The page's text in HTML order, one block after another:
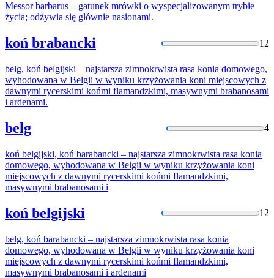
Messorbarbarus – gatunek mrówki o wyspecjalizowanym trybie
życia; odżywia się głównie nasionami.
koń brabancki 12
belg, koń belgijski – najstarsza zimnokrwista rasa konia domowego,
wyhodowana w Belgii w wyniku krzyżowania koni miejscowych z
dawnymi rycerskimi końmi flamandzkimi, masywnymi brabanosami
i ardenami.
belg 4
koń belgijski, koń barabancki – najstarsza zimnokrwista rasa konia
domowego, wyhodowana w Belgii w wyniku krzyżowania koni
miejscowych z dawnymi rycerskimi końmi flamandzkimi,
masywnymi brabanosami i
koń belgijski 12
belg, koń barabancki – najstarsza zimnokrwista rasa konia
domowego, wyhodowana w Belgii w wyniku krzyżowania koni
miejscowych z dawnymi rycerskimi końmi flamandzkimi,
masywnymi brabanosami i ardenami